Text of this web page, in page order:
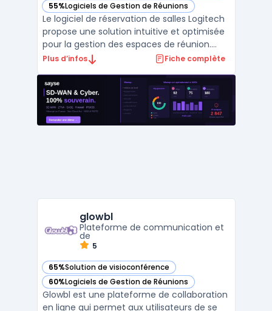
55%Logiciels de Gestion de Réunions
— voir Logitech dans cette catégorie
Le logiciel de réservation de salles Logitech
propose une solution intuitive et optimisée
pour la gestion des espaces de réunion.
Conçu pour répondre aux besoins des
aux équipes de planifier et de gérer
efficacement leurs réservations de salles,
contribuant a ...
Plus d’infos Fiche complète
glowbl
Plateforme de communication et
de
5
65%Solution de visioconférence
— voir glowbl dans cette catégorie
60%Logiciels de Gestion de Réunions
— voir glowbl dans cette catégorie
Glowbl est une plateforme de collaboration
en ligne qui permet aux utilisateurs de se